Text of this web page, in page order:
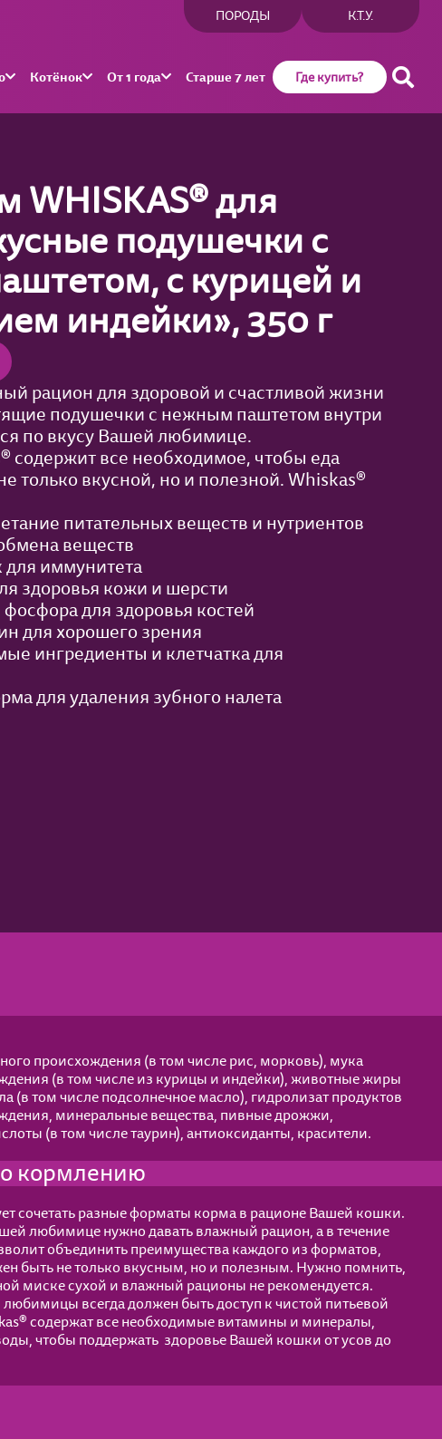
Котёнок От 1 года Старше 7 лет Где купить?
ПОРОДЫ К.Т.У.
WHISKAS® для
подушечки с
с курицей и
индейки», 350 г
рацион для здоровой и счастливой жизни
подушечки с нежным паштетом внутри
по вкусу Вашей любимице.
содержит все необходимое, чтобы еда
только вкусной, но и полезной. Whiskas®
питательных веществ и нутриентов
веществ
иммунитета
здоровья кожи и шерсти
для здоровья костей
для хорошего зрения
ингредиенты и клетчатка для
для удаления зубного налета
происхождения (в том числе рис, морковь), мука
(в том числе из курицы и индейки), животные жиры
(в том числе подсолнечное масло), гидролизат продуктов
минеральные вещества, пивные дрожжи,
(в том числе таурин), антиоксиданты, красители.
кормлению
сочетать разные форматы корма в рационе Вашей кошки.
любимице нужно давать влажный рацион, а в течение
объединить преимущества каждого из форматов,
быть не только вкусным, но и полезным. Нужно помнить,
миске сухой и влажный рационы не рекомендуется.
всегда должен быть доступ к чистой питьевой
содержат все необходимые витамины и минералы,
чтобы поддержать здоровье Вашей кошки от усов до